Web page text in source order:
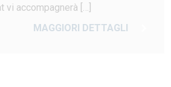
vi accompagnerà […]
MAGGIORI DETTAGLI